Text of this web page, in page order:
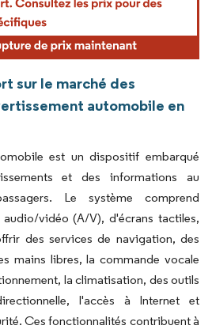
sur le marché des
automobile en
est un dispositif embarqué
et des informations au
Le système comprend
vidéo (A/V), d'écrans tactiles,
des services de navigation, des
mains libres, la commande vocale
la climatisation, des outils
l'accès à Internet et
Ces fonctionnalités contribuent à